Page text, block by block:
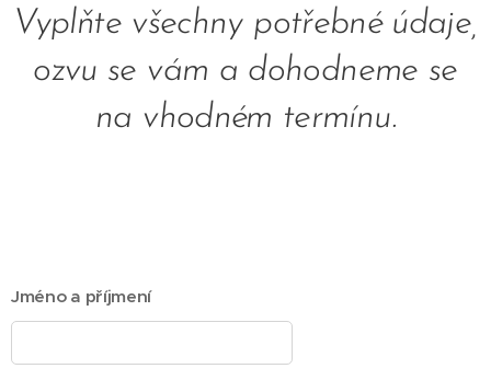
Vyplňte všechny potřebné údaje,
ozvu se vám a dohodneme se
na vhodném termínu.
Jméno a příjmení